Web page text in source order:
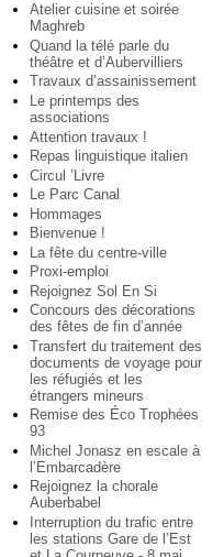
Atelier cuisine et soirée
Maghreb
Quand la télé parle du
théâtre et d’Aubervilliers
Travaux d’assainissement
Le printemps des
associations
Attention travaux !
Repas linguistique italien
Circul ’Livre
Le Parc Canal
Hommages
Bienvenue !
La fête du centre-ville
Proxi-emploi
Rejoignez Sol En Si
Concours des décorations
des fêtes de fin d’année
Transfert du traitement des
documents de voyage pour
les réfugiés et les
étrangers mineurs
Remise des Éco Trophées
93
Michel Jonasz en escale à
l’Embarcadère
Rejoignez la chorale
Auberbabel
Interruption du trafic entre
les stations Gare de l’Est